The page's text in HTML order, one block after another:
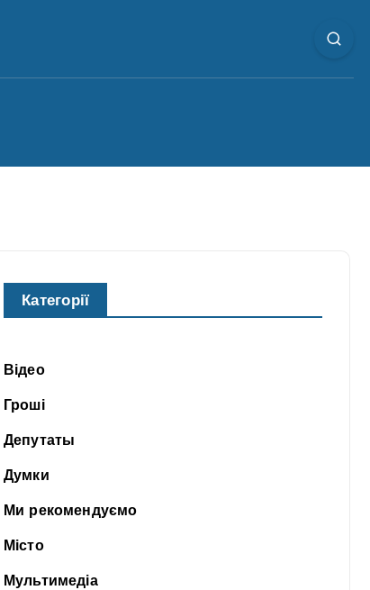
Категорії
Відео
Гроші
Депутаты
Думки
Ми рекомендуємо
Місто
Мультимедіа